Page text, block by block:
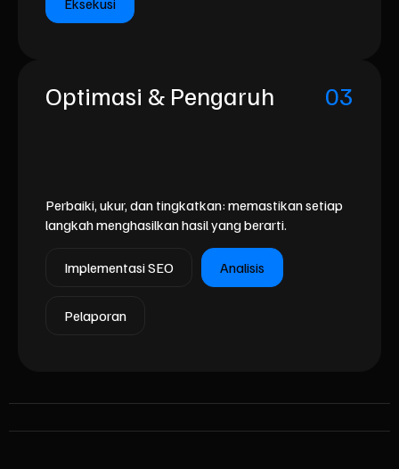
Eksekusi
Optimasi & Pengaruh 03
Perbaiki, ukur, dan tingkatkan: memastikan setiap
langkah menghasilkan hasil yang berarti.
Implementasi SEO Analisis
Pelaporan